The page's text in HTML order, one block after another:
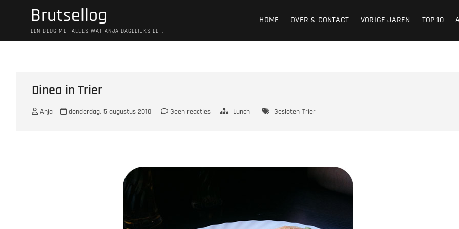
Brutsellog
EEN BLOG MET ALLES WAT ANJA DAGELIJKS EET.
HOME OVER & CONTACT VORIGE JAREN TOP 10
Dinea in Trier
Anja donderdag, 5 augustus 2010 Geen reacties Lunch Gesloten Trier